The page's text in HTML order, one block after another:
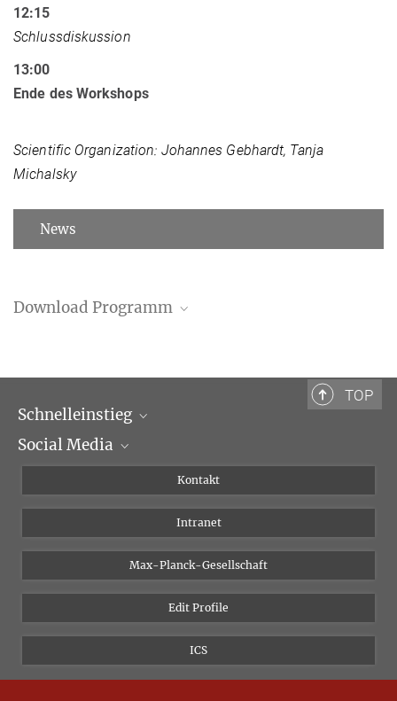
12:15
Schlussdiskussion
13:00
Ende des Workshops
Scientific Organization: Johannes Gebhardt, Tanja
Michalsky
News
Download Programm
TOP
Schnelleinstieg
Wissenschaftliche Abteilungen
Social Media
Instagram
Bluesky
Vimeo
Newsletter
Kontakt
Intranet
Max-Planck-Gesellschaft
Edit Profile
ICS